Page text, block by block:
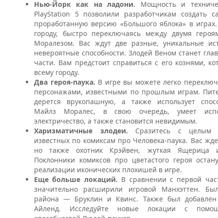
Нью-Йорк как на ладони. Мощность и
PlayStation 5 позволили разработчикам создать
проработанную версию «Большого яблока» в
городу, быстро переключаясь между двумя
Моралезом. Вас ждут две разные, уникальные
невероятные способности. Злодей Веном станет
части. Вам предстоит справиться с его кознями,
всему городу.
Два героя-паука. В игре вы можете легко
персонажами, известными по прошлым играм.
дерется врукопашную, а также использует
Майлз Моралес, в свою очередь, умеет
электричество, а также становится невидимым.
Харизматичные злодеи. Сразитесь с целым
известных по комиксам про Человека-паука. Вас
но также охотник Крэйвен, жуткая Ящерица
Поклонники комиксов про цветастого героя
реализации иконических плохишей в игре.
Еще больше локаций. В сравнении с первой
значительно расширили игровой Манхэттен.
района — Бруклин и Квинс. Также был добавлен
Айленд. Исследуйте новые локации с